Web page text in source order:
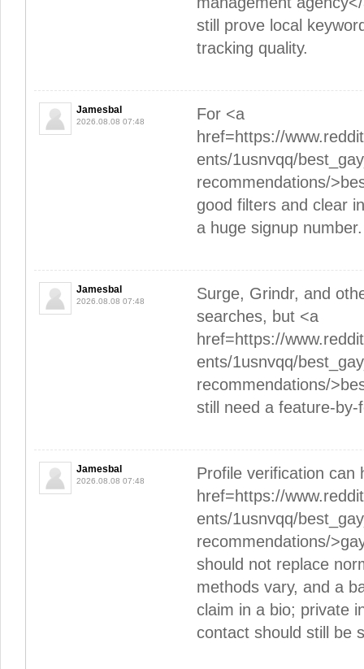
still prove local
tracking quality.
Jamesbal
2026.08.08 07:48
For <a
href=https://
ents/1usnvqq/
recommendations/
good filters and clear
a huge signup number.
Jamesbal
2026.08.08 07:48
Surge, Grindr, and
searches, but <a
href=https://
ents/1usnvqq/
recommendations/
still need a feature-by-
Jamesbal
2026.08.08 07:48
Profile verification can
href=https://
ents/1usnvqq/
recommendations/
should not replace
methods vary, and a
claim in a bio; private
contact should still be